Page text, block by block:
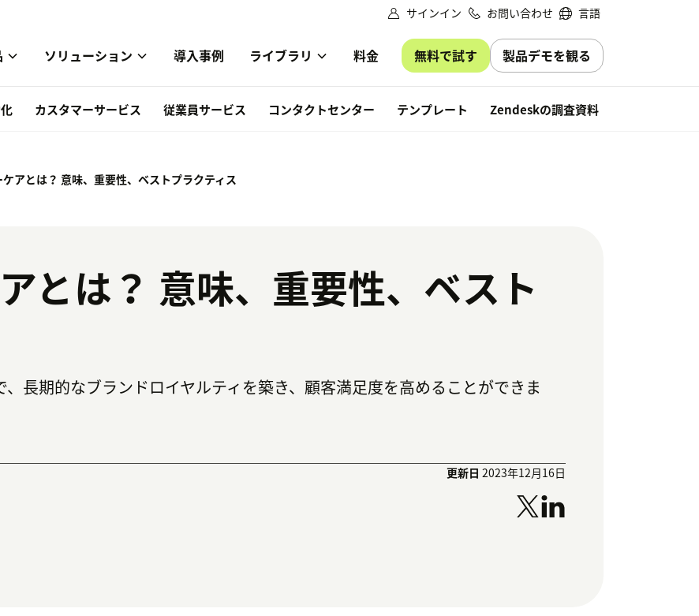
サインイン お問い合わせ 言語
ソリューション 導入事例 ライブラリ 料金 無料で試す 製品デモを観る
カスタマーサービス 従業員サービス コンタクトセンター テンプレート Zendeskの調査資料
アとは？ 意味、重要性、ベストプラクティス
とは？ 意味、重要性、ベスト
長期的なブランドロイヤルティを築き、顧客満足度を高めることができま
更新日 2023年12月16日